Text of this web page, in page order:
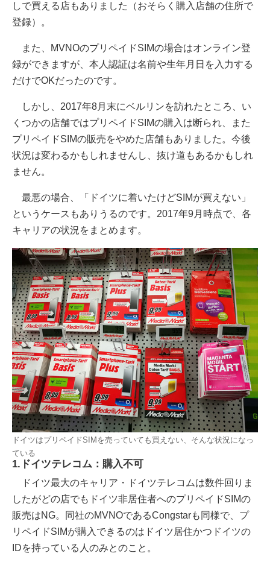
しで買える店もありました（おそらく購入店舗の住所で
登録）。
また、MVNOのプリペイドSIMの場合はオンライン登
録ができますが、本人認証は名前や生年月日を入力する
だけでOKだったのです。
しかし、2017年8月末にベルリンを訪れたところ、い
くつかの店舗ではプリペイドSIMの購入は断られ、また
プリペイドSIMの販売をやめた店舗もありました。今後
状況は変わるかもしれませんし、抜け道もあるかもしれ
ません。
最悪の場合、「ドイツに着いたけどSIMが買えない」
というケースもありうるのです。2017年9月時点で、各
キャリアの状況をまとめます。
ドイツはプリペイドSIMを売っていても買えない、そんな状況になっ
ている
1.ドイツテレコム：購入不可
ドイツ最大のキャリア・ドイツテレコムは数件回りま
したがどの店でもドイツ非居住者へのプリペイドSIMの
販売はNG。同社のMVNOであるCongstarも同様で、プ
リペイドSIMが購入できるのはドイツ居住かつドイツの
IDを持っている人のみとのこと。